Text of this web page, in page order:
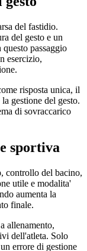
del fastidio.
del gesto e un
passaggio
esercizio,
risposta unica, il
gestione del gesto.
di sovraccarico
sportiva
controllo del bacino,
utile e modalita'
aumenta la
finale.
allenamento,
dell'atleta. Solo
errore di gestione